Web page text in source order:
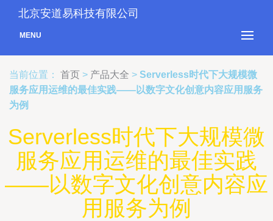
北京安道易科技有限公司
MENU
当前位置： 首页 > 产品大全 > Serverless时代下大规模微
服务应用运维的最佳实践——以数字文化创意内容应用服务
为例
Serverless时代下大规模微
服务应用运维的最佳实践
——以数字文化创意内容应
用服务为例